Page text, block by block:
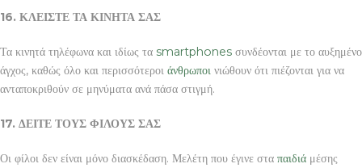
16. ΚΛΕΙΣΤΕ ΤΑ ΚΙΝΗΤΑ ΣΑΣ
Τα κινητά τηλέφωνα και ιδίως τα smartphones συνδέονται με το αυξημένο
άγχος, καθώς όλο και περισσότεροι άνθρωποι νιώθουν ότι πιέζονται για να
ανταποκριθούν σε μηνύματα ανά πάσα στιγμή.
17. ΔΕΙΤΕ ΤΟΥΣ ΦΙΛΟΥΣ ΣΑΣ
Οι φίλοι δεν είναι μόνο διασκέδαση. Μελέτη που έγινε στα παιδιά μέσης